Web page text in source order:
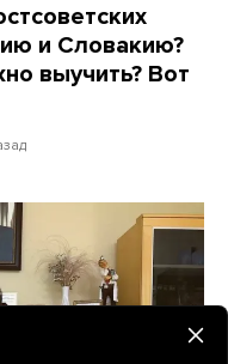
и Словакию?
выучить? Вот